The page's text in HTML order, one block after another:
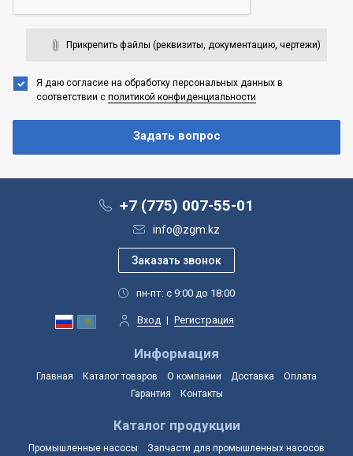
Прикрепить файлы (реквизиты, документацию, чертежи)
Я даю согласие на обработку персональных данных в
соответствии с политикой конфиденциальности
+7 (775) 007-55-01
info@zgm.kz
пн-пт: с 9:00 до 18:00
Вход | Регистрация
Информация
Главная Каталог товаров О компании Доставка
Оплата
Гарантия
Контакты
Каталог продукции
Промышленные насосы Запчасти для промышленных насосов